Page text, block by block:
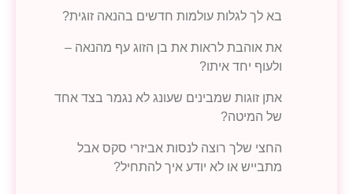
בא לך לגלות עולמות חדשים בהנאה זוגית?
את אוהבת לראות את בן הזוג עף מהנאה –
ולעוף יחד איתו?
אתן זוגות שמבינים שעונג לא נגמר בצד אחד
של המיטה?
החצי שלך רוצה לנסות אביזרי סקס אבל
מתבייש או לא יודע איך להתחיל?